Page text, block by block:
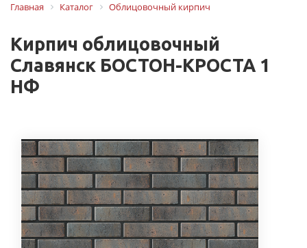
Главная
Каталог Облицовочный кирпич
Кирпич облицовочный
Славянск БОСТОН-КРОСТА 1
НФ